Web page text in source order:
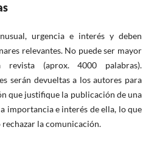
urgencia e interés y deben
relevantes. No puede ser mayor
(aprox. 4000 palabras).
serán devueltas a los autores para
que justifique la publicación de una
importancia e interés de ella, lo que
la comunicación.